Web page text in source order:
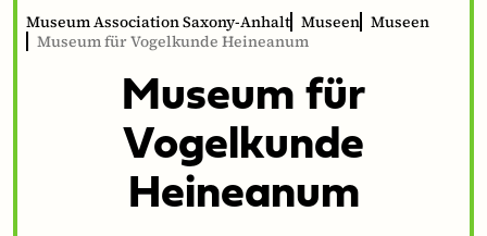
Museum Association Saxony-Anhalt Museen Museen
Museum für Vogelkunde Heineanum
Muse­um für
Vogelkunde
Heineanum